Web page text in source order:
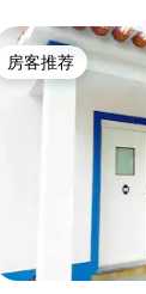
房客推荐
房客推荐